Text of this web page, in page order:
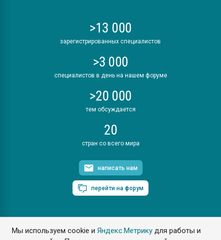
Мы используем cookie иЯндекс.Метрику для работы и
>13 000
зарегистрированных специалистов
>3 000
специалистов в день на нашем форуме
>20 000
тем обсуждается
20
стран со всего мира
написать нам
перейти на форум
ПластЭксперт © 2006. Все права защищены